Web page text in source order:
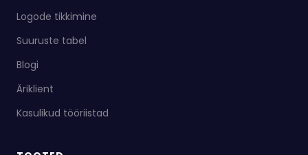
Logode tikkimine
Suuruste tabel
Blogi
Äriklient
Kasulikud tööriistad